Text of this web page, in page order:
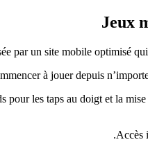
Jeux
par un site mobile optimisé
à jouer depuis
les taps au doigt et la
Accès